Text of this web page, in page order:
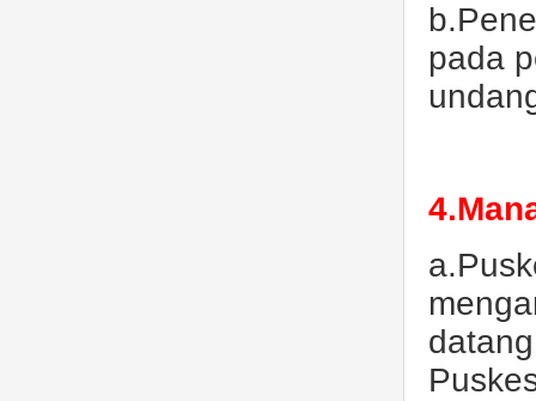
pada